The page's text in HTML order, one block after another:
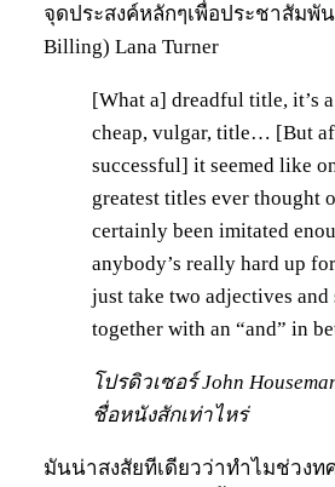
จุดประสงค์หลักๆเพื่อประชาสัมพั
Billing) Lana Turner
[What a] dreadful title, it’s
cheap, vulgar, title… [But
successful] it seemed like
greatest titles ever thought
certainly been imitated
anybody’s really hard up
just take two adjectives and
together with an “and” in
โปรดิวเซอร์ John
ชื่อหนังสักเท่าไหร่
มันน่าสงสัยทีเดียวว่าทำไมช่วงท